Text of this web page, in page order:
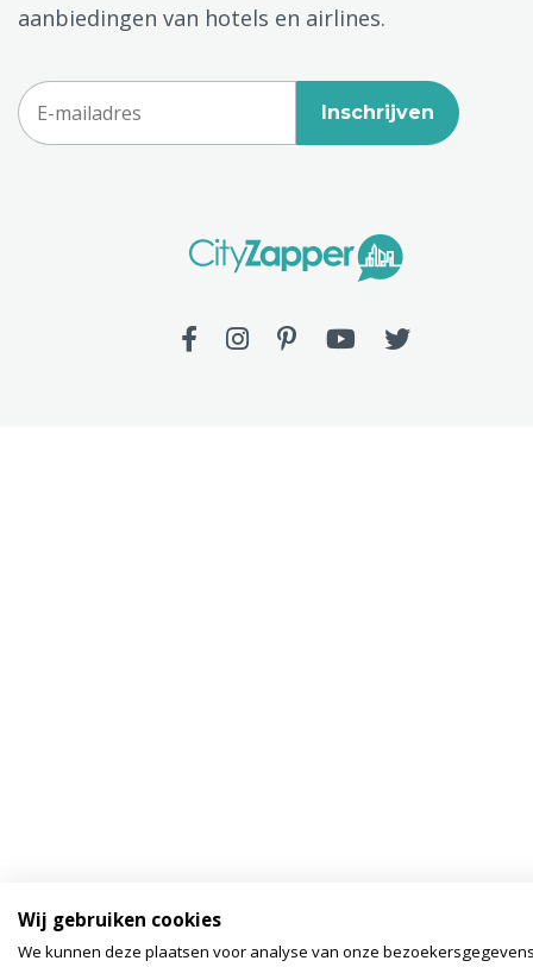
aanbiedingen van hotels en airlines.
Inschrijven
Wij gebruiken cookies
We kunnen deze plaatsen voor analyse van onze